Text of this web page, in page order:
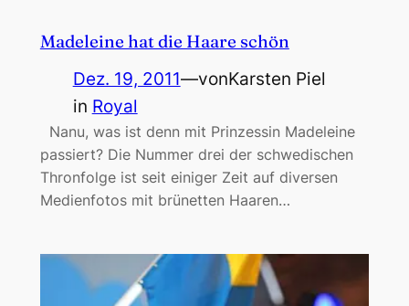
Madeleine hat die Haare schön
Dez. 19, 2011—vonKarsten Piel
in Royal
Nanu, was ist denn mit Prinzessin Madeleine
passiert? Die Nummer drei der schwedischen
Thronfolge ist seit einiger Zeit auf diversen
Medienfotos mit brünetten Haaren…